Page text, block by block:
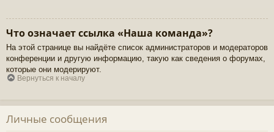
Что означает ссылка «Наша команда»?
На этой странице вы найдёте список администраторов и модераторов
конференции и другую информацию, такую как сведения о форумах,
которые они модерируют.
Вернуться к началу
Личные сообщения